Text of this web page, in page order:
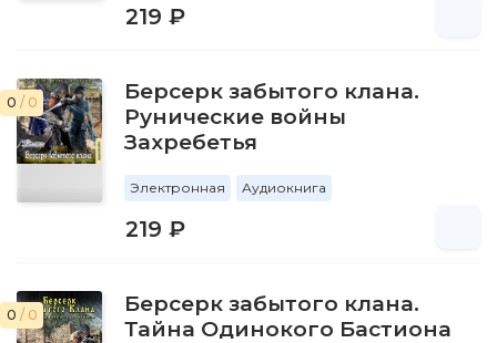
219 ₽
0 / 0
Берсерк забытого клана.
Рунические войны
Захребетья
Электронная Аудиокнига
219 ₽
0 / 0
Берсерк забытого клана.
Тайна Одинокого Бастиона